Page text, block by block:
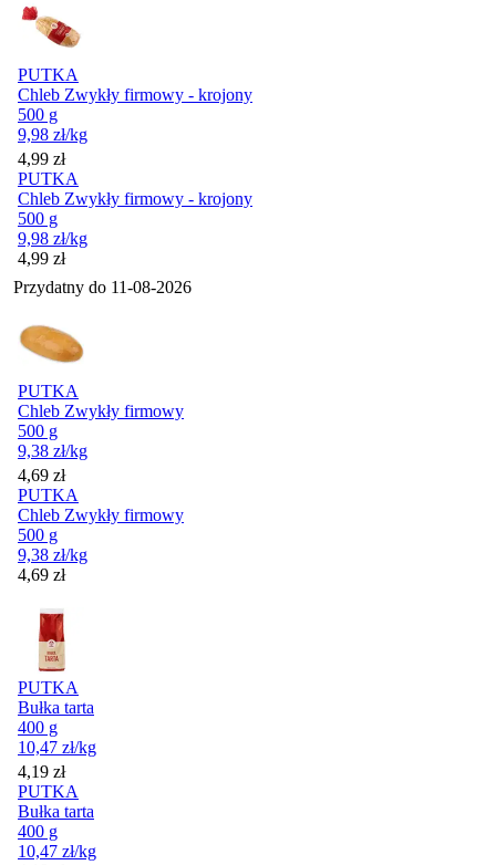
PUTKA
Chleb Zwykły firmowy - krojony
500 g
9,98 zł/kg
Cena
4,99 zł
PUTKA
Chleb Zwykły firmowy - krojony
500 g
9,98 zł/kg
Cena
4,99 zł
Przydatny do 11-08-2026
PUTKA
Chleb Zwykły firmowy
500 g
9,38 zł/kg
Cena
4,69 zł
PUTKA
Chleb Zwykły firmowy
500 g
9,38 zł/kg
Cena
4,69 zł
PUTKA
Bułka tarta
400 g
10,47 zł/kg
Cena
4,19 zł
PUTKA
Bułka tarta
400 g
10,47 zł/kg